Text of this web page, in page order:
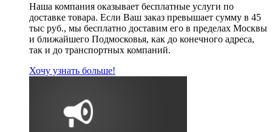
Наша компания оказывает бесплатные услуги по
доставке товара. Если Ваш заказ превышает сумму в 45
тыс руб., мы бесплатно доставим его в пределах Москвы
и ближайшего Подмосковья, как до конечного адреса,
так и до транспортных компаний.
Хочу узнать больше!